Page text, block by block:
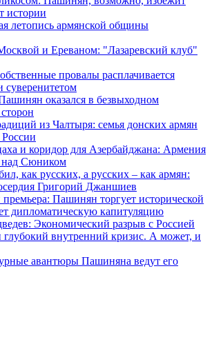
истории
летопись армянской общины
и Ереваном: "Лазаревский клуб"
провалы расплачивается
суверенитетом
оказался в безвыходном
из Чалтыря: семья донских армян
и коридор для Азербайджана: Армения
над Сюником
как русских, а русских – как армян:
Григорий Джаншиев
Пашинян торгует исторической
дипломатическую капитуляцию
Экономический разрыв с Россией
внутренний кризис. А может, и
авантюры Пашиняна ведут его